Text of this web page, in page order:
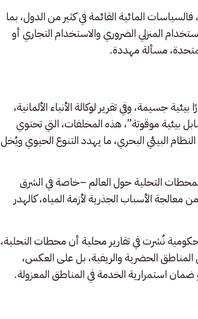
المائية القائمة في كثير من الدول، بما
المنزلي الضروري والاستخدام التجاري أو
مسألة مهددة.
جسيمة، وفي تقرير لوكالة الأنباء الألمانية،
بيئية موقوتة”، هذه المخلفات، التي تحتوي
البيئي البحري، ما يهدد التنوع الحيوي ويُخل
لمحطات التحلية حول العالم –خاصة في الشرق
الأسباب الجذرية لأزمة المياه، كالهدر
حكومية نُشرت في تقارير محلية أن محطات التحلية،
المناطق الحضرية والريفية، بل على العكس،
استمرارية الخدمة في المناطق المعزولة.